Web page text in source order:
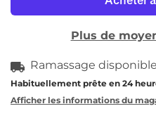
Plus de
Ramassage
Habituellement prête en 24
Afficher les informations du